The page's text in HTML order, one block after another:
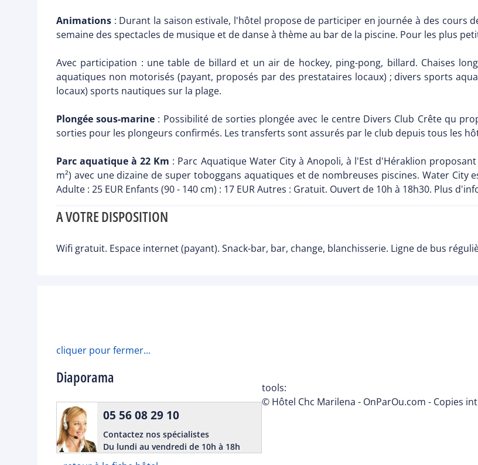
Animations : Durant la saison estivale, l'hôtel propose de participer en journée à des cours
semaine des spectacles de musique et de danse à thème au bar de la piscine. Pour les plus
Avec participation : une table de billard et un air de hockey, ping-pong, billard. Chaises
aquatiques non motorisés (payant, proposés par des prestataires locaux) ; divers sports
locaux) sports nautiques sur la plage.
Plongée sous-marine : Possibilité de sorties plongée avec le centre Divers Club Crête qu
sorties pour les plongeurs confirmés. Les transferts sont assurés par le club depuis tous les
Parc aquatique à 22 Km : Parc Aquatique Water City à Anopoli, à l'Est d'Héraklion
m²) avec une dizaine de super toboggans aquatiques et de nombreuses piscines. Water
Adulte : 25 EUR Enfants (90 - 140 cm) : 17 EUR Autres : Gratuit. Ouvert de 10h à 18h30. Plus
A VOTRE DISPOSITION
Wifi gratuit. Espace internet (payant). Snack-bar, bar, change, blanchisserie. Ligne de bus
cliquer pour fermer...
Diaporama
05 56 08 29 10
Contactez nos spécialistes
Du lundi au vendredi de 10h à 18h
tools:
© Hôtel Chc Marilena - OnParOu.com - Copies